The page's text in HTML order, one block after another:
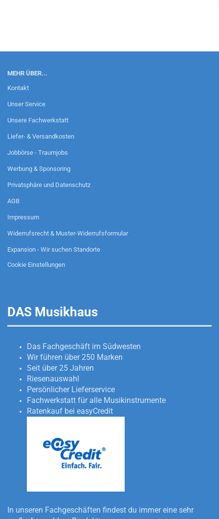
MEHR ÜBER...
Kontakt
Unser Service
Unsere Fachwerkstatt
Liefer- & Versandkosten
Jobbörse - Traumjobs
Werbung & Sponsoring
Privatsphäre und Datenschutz
AGB
Impressum
Widerrufsrecht & Muster-Widerrufsformular
Expansion - Wir suchen Standorte
Cookie Einstellungen
DAS Musikhaus
Das Fachgeschäft im Südwesten
Wir führen über 250 Marken
Seit über 25 Jahren
Riesenauswahl
Persönlicher Lieferservice
Fachwerkstatt für alle Musikinstrumente
Ratenkauf bei easyCredit
In unseren Fachgeschäften findest du immer eine sehr